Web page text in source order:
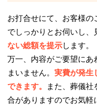
すので、火葬待ちの間
ご遺体を納棺してか
ご相談ください。
※掲載情報は、葬儀事
開されている情報を
変更等、修正が必要な
お打合せにて、お客様の
でしっかりとお伺いし、
ない総額を提示します。
万一、内容がご要望にあ
まいません。 実費が発生
できます。
また、葬儀社
合がありますのでお気軽